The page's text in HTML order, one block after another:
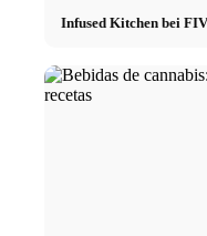
Infused Kitchen bei